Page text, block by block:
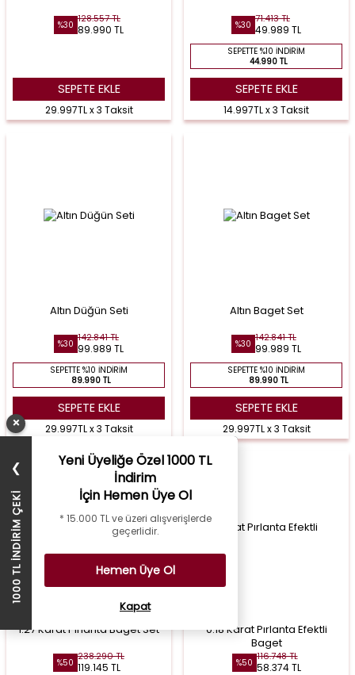
%30 128.557 TL
89.990 TL
SEPETE EKLE
29.997TL x 3 Taksit
%30 71.413 TL
49.989 TL
SEPETTE %10 İNDIRIM
44.990 TL
SEPETE EKLE
14.997TL x 3 Taksit
Altın Düğün Seti
%30 142.841 TL
99.989 TL
SEPETTE %10 İNDIRIM
89.990 TL
SEPETE EKLE
29.997TL x 3 Taksit
Altın Baget Set
%30 142.841 TL
99.989 TL
SEPETTE %10 İNDIRIM
89.990 TL
SEPETE EKLE
29.997TL x 3 Taksit
1.27 Karat Pırlanta Baget Set
%50 238.290 TL
119.145 TL
0.18 Karat Pırlanta Efektli
Baget
%50 116.748 TL
58.374 TL
×
❯
1000 TL İNDİRİM ÇEKİ
Yeni Üyeliğe Özel 1000 TL
İndirim
İçin Hemen Üye Ol
* 15.000 TL ve üzeri alışverişlerde
geçerlidir.
Hemen Üye Ol
Kapat